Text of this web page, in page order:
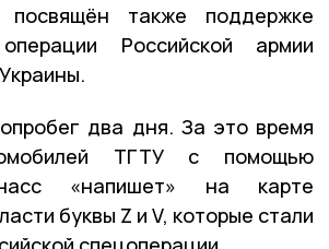
также поддержке
Российской армии
два дня. За это время
ТГТУ с помощью
«напишет» на карте
буквы Z и V, которые стали